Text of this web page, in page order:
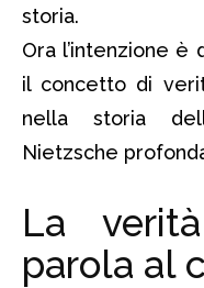
storia.
Ora l’intenzione è
il concetto di
nella storia
Nietzsche
La
parola al